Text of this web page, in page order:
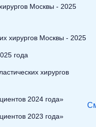
Москвы - 2025
хирургов Москвы - 2025
года
хирургов
2024 года»
2023 года»